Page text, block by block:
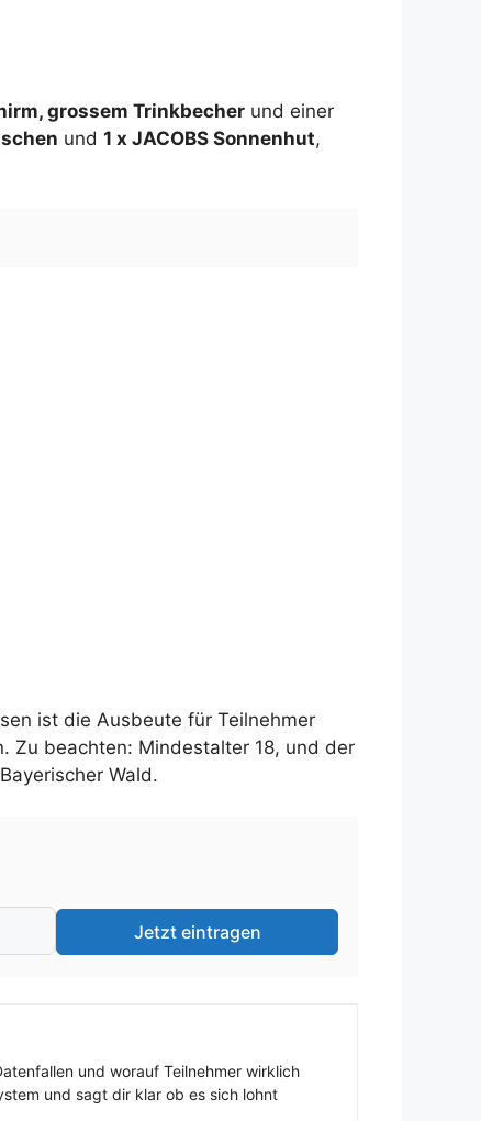
grossem Trinkbecher und einer
und 1 x JACOBS Sonnenhut,
ist die Ausbeute für Teilnehmer
Zu beachten: Mindestalter 18, und der
Wald.
Jetzt eintragen
und worauf Teilnehmer wirklich
und sagt dir klar ob es sich lohnt